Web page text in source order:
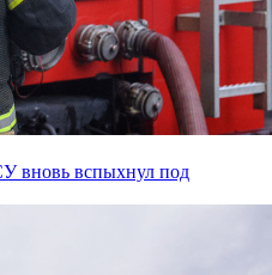
вновь вспыхнул под